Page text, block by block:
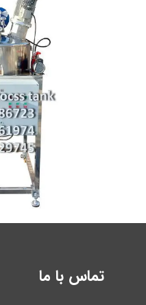
تماس با ما